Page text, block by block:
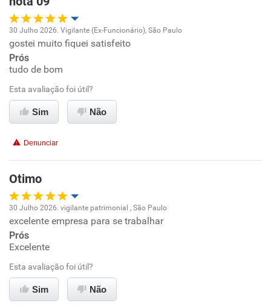
Recomenda esta empresa
Recomenda a diretoria
Oportunidade de promoção
Ambiente de trabalho
Conciliação com a vida familiar
30 Julho 2026. Vigilante (Ex-Funcionário), São Paulo
gostei muito fiquei satisfeito
Prós
tudo de bom
Esta avaliação foi útil?
Sim Não
Denunciar
Otimo
Oportunidade de promoção
Ambiente de trabalho
Conciliação com a vida familiar
30 Julho 2026. vigilante patrimonial , São Paulo
excelente empresa para se trabalhar
Prós
Excelente
Esta avaliação foi útil?
Sim Não